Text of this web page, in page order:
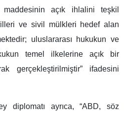
maddesinin açık ihlalini teşkil
ve sivil mülkleri hedef alan
uluslararası hukukun ve
temel ilkelerine açık bir
gerçekleştirilmiştir” ifadesini
diplomatı ayrıca, “ABD, söz